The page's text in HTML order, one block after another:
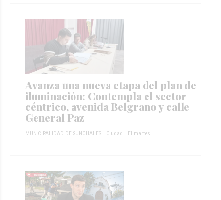
Avanza una nueva etapa del plan de
iluminación: Contempla el sector
céntrico, avenida Belgrano y calle
General Paz
MUNICIPALIDAD DE SUNCHALES Ciudad El martes